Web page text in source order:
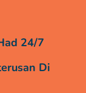
24/7
Di